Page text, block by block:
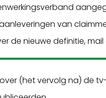
van
de nieuwe definitie,
(het vervolg na) de